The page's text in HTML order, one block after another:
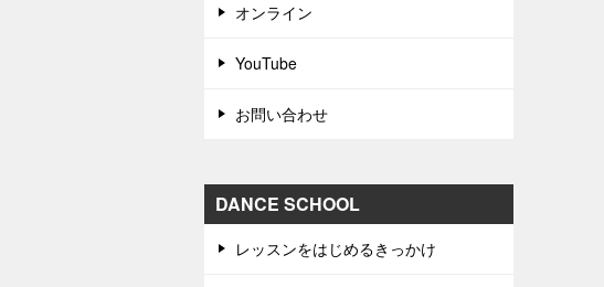
オンライン
YouTube
お問い合わせ
DANCE SCHOOL
レッスンをはじめるきっかけ